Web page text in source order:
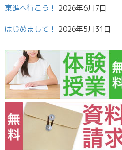
東進へ行こう！ 2026年6月7日
はじめまして！ 2026年5月31日